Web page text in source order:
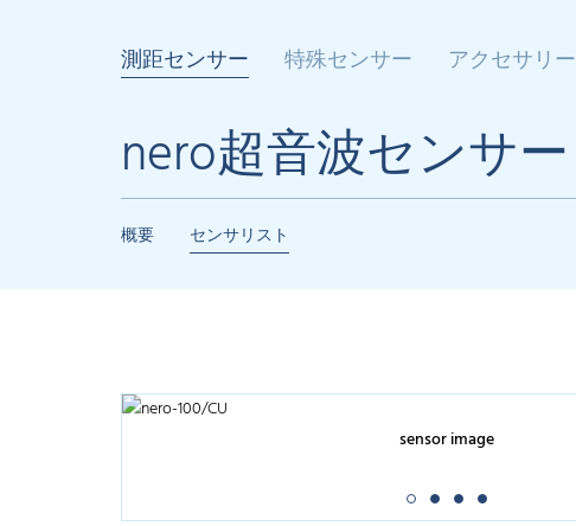
測距センサー 特殊センサー アクセサリー
nero超音波センサー
概要 センサリスト
sensor image